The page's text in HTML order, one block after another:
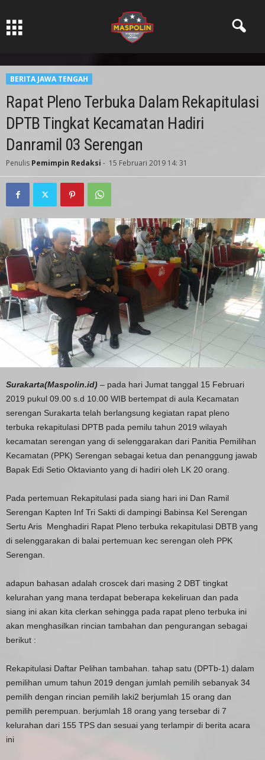
BERITA JAWA TENGAH
Rapat Pleno Terbuka Dalam Rekapitulasi
DPTB Tingkat Kecamatan Hadiri
Danramil 03 Serengan
Penulis Pemimpin Redaksi - 15 Februari 2019 14: 31
Surakarta(Maspolin.id) – pada hari Jumat tanggal 15 Februari
2019 pukul 09.00 s.d 10.00 WIB bertempat di aula Kecamatan
serengan Surakarta telah berlangsung kegiatan rapat pleno
terbuka rekapitulasi DPTB pada pemilu tahun 2019 wilayah
kecamatan serengan yang di selenggarakan dari Panitia Pemilihan
Kecamatan (PPK) Serengan sebagai ketua dan penanggung jawab
Bapak Edi Setio Oktavianto yang di hadiri oleh LK 20 orang.
Pada pertemuan Rekapitulasi pada siang hari ini Dan Ramil
Serengan Kapten Inf Tri Sakti di dampingi Babinsa Kel Serengan
Sertu Aris Menghadiri Rapat Pleno terbuka rekapitulasi DBTB yang
di selenggarakan di balai pertemuan kec serengan oleh PPK
Serengan.
adapun bahasan adalah croscek dari masing 2 DBT tingkat
kelurahan yang mana terdapat beberapa kekeliruan dan pada
siang ini akan kita clerkan sehingga pada rapat pleno terbuka ini
akan menghasilkan rincian tambahan dan pengurangan sebagai
berikut :
Rekapitulasi Daftar Pelihan tambahan. tahap satu (DPTb-1) dalam
pemilihan umum tahun 2019 dengan jumlah pemilih sebanyak 34
pemilih dengan rincian pemilih laki2 berjumlah 15 orang dan
pemilih perempuan. berjumlah 18 orang yang tersebar di 7
kelurahan dari 155 TPS dan sesuai yang terlampir di berita acara
ini